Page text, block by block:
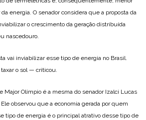
da energia. O senador considera que a proposta da
o crescimento da geração distribuída
nascedouro.
vai inviabilizar esse tipo de energia no Brasil.
taxar o sol — criticou.
Major Olímpio é a mesma do senador Izalci Lucas
Ele observou que a economia gerada por quem
tipo de energia é o principal atrativo desse tipo de